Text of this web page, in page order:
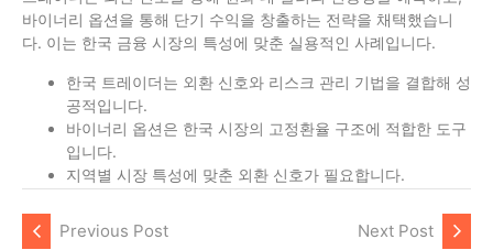
바이너리 옵션을 통해 단기 수익을 창출하는 전략을 채택했습니
다. 이는 한국 금융 시장의 특성에 맞춘 실용적인 사례입니다.
한국 트레이더는 외환 신호와 리스크 관리 기법을 결합해 성
공적입니다.
바이너리 옵션은 한국 시장의 고정환율 구조에 적합한 도구
입니다.
지역별 시장 특성에 맞춘 외환 신호가 필요합니다.
Previous Post Next Post